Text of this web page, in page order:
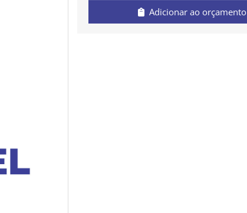
Adicionar ao orçamento